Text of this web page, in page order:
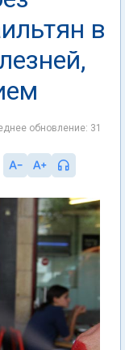
в
обновление: 31